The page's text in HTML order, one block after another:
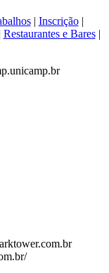
| Inscrição|
Restaurantes e Bares|